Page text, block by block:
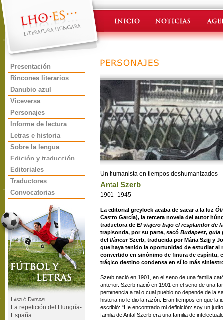
Presentación
Rincones literarios
Danubio azul
Viceversa
Personajes
Informe de lectura
Letras e historia
Sobre la lengua
Edición y traducción
Editoriales
Traductores
Convocatorias
László Darvasi
La repetición del Hungría-
España
Un humanista en tiempos deshumanizados
Antal Szerb
1901–1945
La editorial greylock acaba de sacar a la luz
Castro García), la tercera novela del autor
traductora de El viajero bajo el resplandor de
trapisonda, por su parte, sacó Budapest, guía
del flâneurSzerb, traducida por Mária Szijj y
que haya tenido la oportunidad de estudiar al
convertido en sinónimo de finura de espíritu,
trágico destino condensa en sí lo más
Szerb nació en 1901, en el seno de una familia
anterior. Szerb nació en 1901 en el seno de una
pertenencia a tal o cual pueblo no depende de la
historia no le dio la razón. Eran tiempos en que la
escribió: “He encontrado mi definición: soy un
familia de Antal Szerb era una familia de